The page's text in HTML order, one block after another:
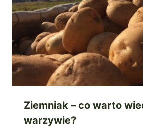
Ziemniak – co warto
warzywie?